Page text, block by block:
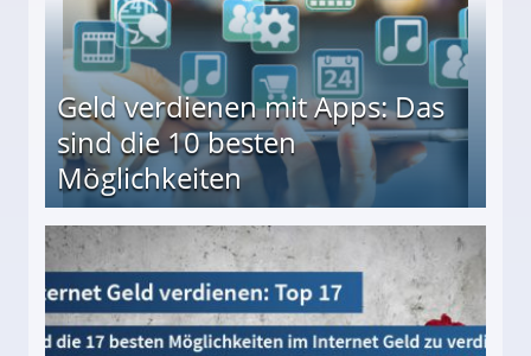
Geld verdienen mit Apps: Das
sind die 10 besten
Möglichkeiten
besten Möglichkeiten